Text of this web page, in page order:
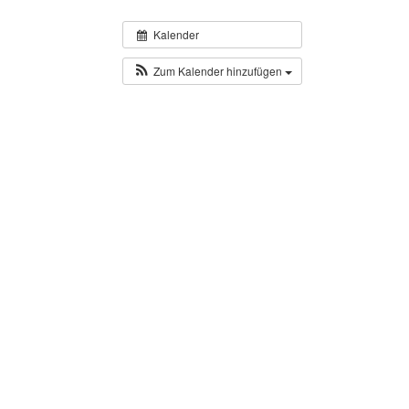
Kalender
Zum Kalender hinzufügen